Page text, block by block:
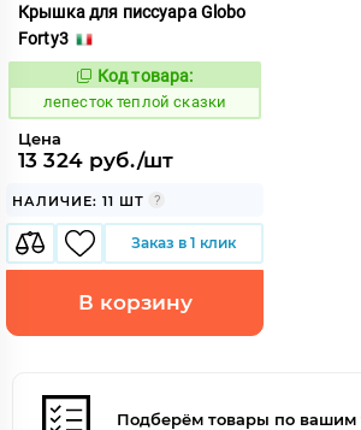
Крышка для писсуара Globo
Forty3
Код:
871965
Код товара:
лепесток теплой сказки
Цена
13 324 руб./шт
НАЛИЧИЕ: 11 ШТ
Заказ в 1 клик
В корзину
Подберём товары по вашим